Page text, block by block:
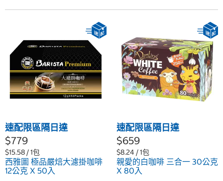
速配限區隔日達
$779
$15.58 / 1包
西雅圖 極品嚴焙大濾掛咖啡
12公克 X 50入
速配限區隔日達
$659
$8.24 / 1包
親愛的白咖啡 三合一 30公克
X 80入